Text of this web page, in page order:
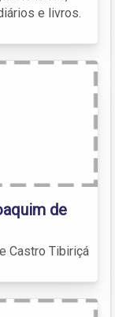
e livros.
de
Castro Tibiriçá